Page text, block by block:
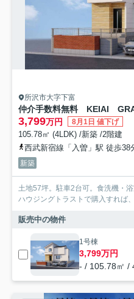
所沢市大字下富
3,799万円 8月1日 値下げ
105.78㎡ (4LDK) /新築 /2階建
西武新宿線「入曽」駅 徒歩38
新築
土地57坪。駐車2台可。食洗機・
ハウジングトラストで購入すれば
販売中の物件
1号棟
3,799万円
- / 105.78㎡ /